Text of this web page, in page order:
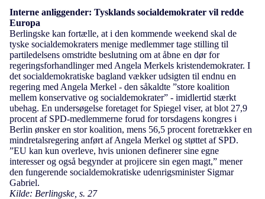
Interne anliggender: Tysklands socialdemokrater vil redde
Europa
Berlingske kan fortælle, at i den kommende weekend skal de
tyske socialdemokraters menige medlemmer tage stilling til
partiledelsens omstridte beslutning om at åbne en dør for
regeringsforhandlinger med Angela Merkels kristendemokrater. I
det socialdemokratiske bagland vækker udsigten til endnu en
regering med Angela Merkel - den såkaldte ”store koalition
mellem konservative og socialdemokrater” - imidlertid stærkt
ubehag. En undersøgelse foretaget for Spiegel viser, at blot 27,9
procent af SPD-medlemmerne forud for torsdagens kongres i
Berlin ønsker en stor koalition, mens 56,5 procent foretrækker en
mindretalsregering anført af Angela Merkel og støttet af SPD.
”EU kan kun overleve, hvis unionen definerer sine egne
interesser og også begynder at projicere sin egen magt,” mener
den fungerende socialdemokratiske udenrigsminister Sigmar
Gabriel.
Kilde: Berlingske, s. 27